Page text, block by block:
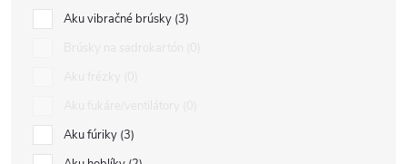
Aku vibračné brúsky 3
Aku fúriky 3